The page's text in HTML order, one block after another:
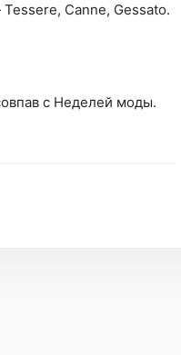
Canne, Gessato.
с Неделей моды.